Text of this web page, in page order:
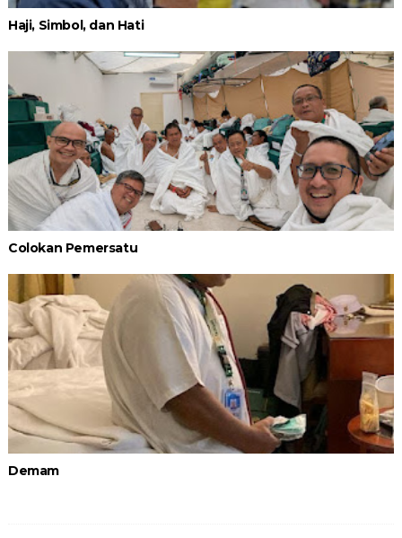
Haji, Simbol, dan Hati
Colokan Pemersatu
Demam